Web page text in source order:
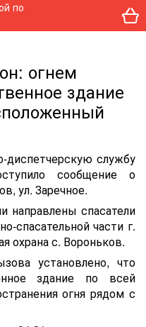
огнем
здание
службу
сообщение о
ул. Заречное.
направлены спасатели
спасательной части г.
охрана с. Вороньков.
установлено, что
здание по всей
огня рядом с